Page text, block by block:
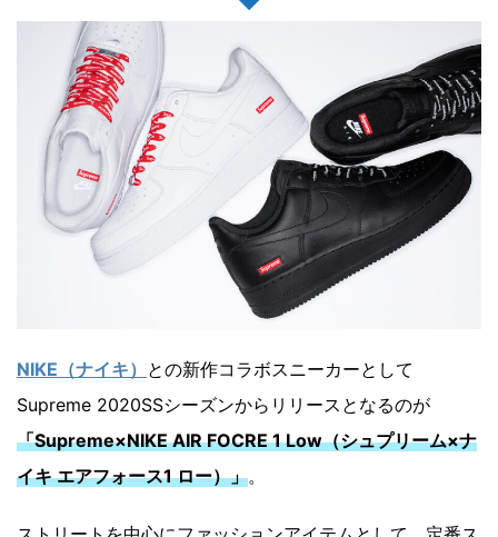
NIKE（ナイキ） との新作コラボスニーカーとして
Supreme 2020SSシーズンからリリースとなるのが
「Supreme×NIKE AIR FOCRE 1 Low（シュプリーム×ナ
イキ エアフォース1 ロー）」。